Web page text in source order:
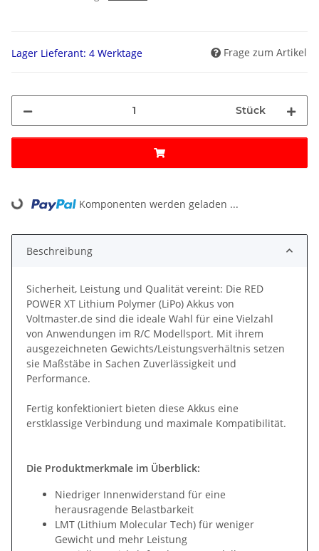
Lager Lieferant: 4 Werktage Frage zum Artikel
Stück
Loading... Komponenten werden geladen ...
Beschreibung
Sicherheit, Leistung und Qualität vereint: Die RED
POWER XT Lithium Polymer (LiPo) Akkus von
Voltmaster.de sind die ideale Wahl für eine Vielzahl
von Anwendungen im R/C Modellsport. Mit ihrem
ausgezeichneten Gewichts/Leistungsverhältnis setzen
sie Maßstäbe in Sachen Zuverlässigkeit und
Performance.
Fertig konfektioniert bieten diese Akkus eine
erstklassige Verbindung und maximale Kompatibilität.
Die Produktmerkmale im Überblick:
Niedriger Innenwiderstand für eine
herausragende Belastbarkeit
LMT (Lithium Molecular Tech) für weniger
Gewicht und mehr Leistung